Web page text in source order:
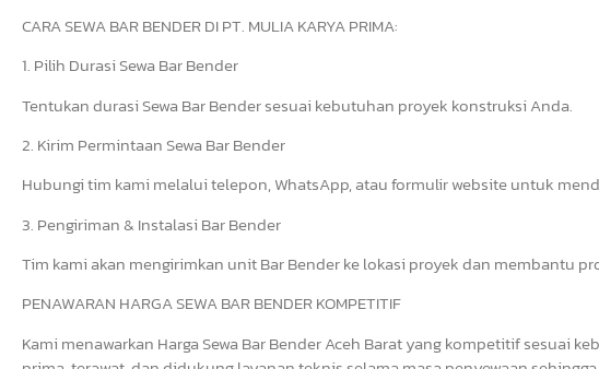
CARA SEWA BAR BENDER DI PT. MULIA KARYA PRIMA:
1. Pilih Durasi Sewa Bar Bender
Tentukan durasi Sewa Bar Bender sesuai kebutuhan proyek konstruksi Anda.
2. Kirim Permintaan Sewa Bar Bender
Hubungi tim kami melalui telepon, WhatsApp, atau formulir website untuk
3. Pengiriman & Instalasi Bar Bender
Tim kami akan mengirimkan unit Bar Bender ke lokasi proyek dan membantu
PENAWARAN HARGA SEWA BAR BENDER KOMPETITIF
Kami menawarkan Harga Sewa Bar Bender Aceh Barat yang kompetitif sesuai